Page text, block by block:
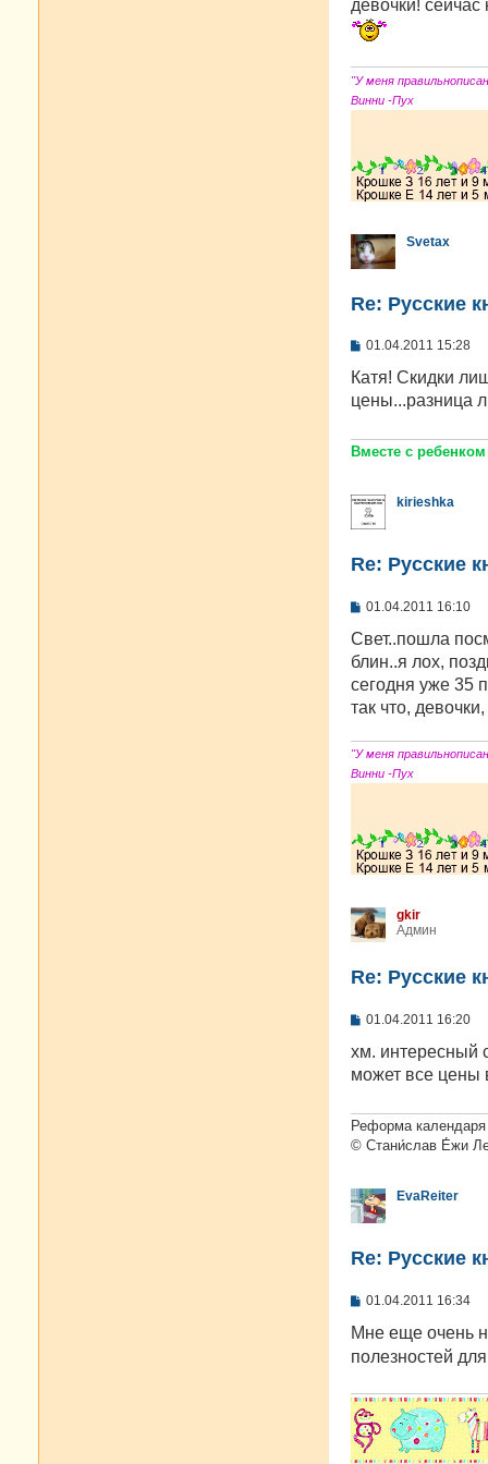
б
щ
н
и
девочки! сейчас
"У меня
Винни -Пух
Svetax
Re: Русские
С
о
щ
н
и
01.04.2011 15:28
Катя! Скидки
цены...разница
Вместе с
kirieshka
Re: Русские
С
о
щ
е
и
01.04.2011 16:10
Свет..пошла
блин..я лох,
сегодня уже 35
так что,
"У меня
Винни -Пух
gkir
Админ
Re: Русские
С
о
щ
и
е
01.04.2011 16:20
хм. интересный
может все
Реформа
© Стани́слав Е́жи
EvaReiter
Re: Русские
С
о
щ
н
и
е
01.04.2011 16:34
Мне еще очень
полезностей